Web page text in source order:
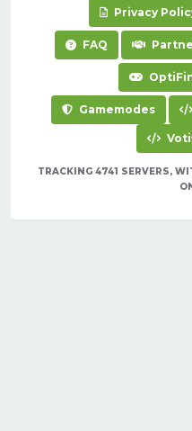
Privacy
FAQ
Gamemodes
TRACKING 4741 SERVERS,